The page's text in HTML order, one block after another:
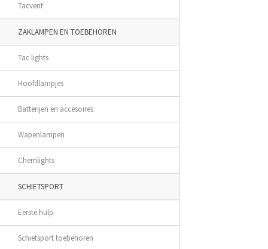
Tacvent
ZAKLAMPEN EN TOEBEHOREN
Tac lights
Hoofdlampjes
Batterijen en accesoires
Wapenlampen
Chemlights
SCHIETSPORT
Eerste hulp
Schietsport toebehoren